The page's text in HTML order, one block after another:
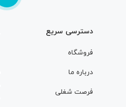
دسترسی سریع
فروشگاه
درباره ما
فرصت شغلی